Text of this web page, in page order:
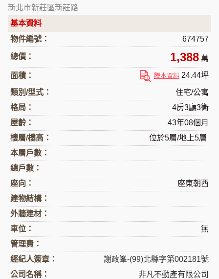
新北市新莊區新莊路
基本資料
物件編號：
674757
總價： 1,388 萬
面積： 謄本資料 24.44坪
類別/型式：
住宅/公寓
格局：
4房3廳3衛
屋齡：
43年08個月
樓層/樓高：
位於5層/地上5層
本層戶數：
總戶數：
座向：
座東朝西
建物結構：
外牆建材：
車位：
無
管理費：
經紀人簽章：
謝政峯-(99)北縣字第002181號
公司名稱：
非凡不動產有限公司